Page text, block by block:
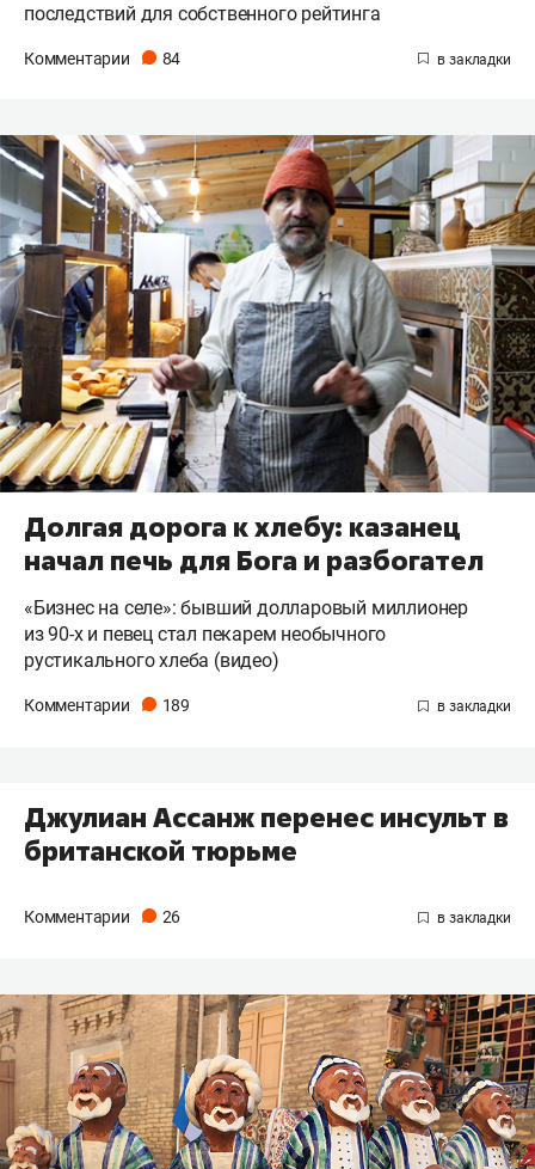
последствий для собственного рейтинга
Комментарии 84
Долгая дорога к хлебу: казанец
начал печь для Бога и разбогател
«Бизнес на селе»: бывший долларовый миллионер
из 90-х и певец стал пекарем необычного
рустикального хлеба (видео)
Комментарии 189
Джулиан Ассанж перенес инсульт в
британской тюрьме
Комментарии 26